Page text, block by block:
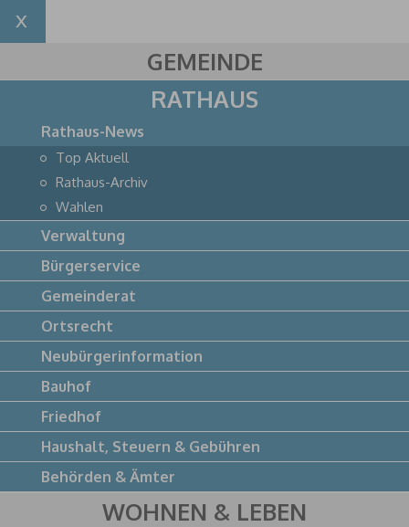
GEMEINDE
RATHAUS
Rathaus-News
Top Aktuell
Rathaus-Archiv
Wahlen
Verwaltung
Bürgerservice
Gemeinderat
Ortsrecht
Neubürgerinformation
Bauhof
Friedhof
Haushalt, Steuern & Gebühren
Behörden & Ämter
WOHNEN & LEBEN